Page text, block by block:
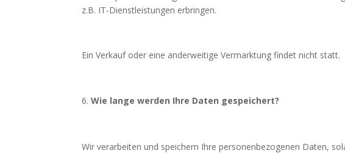
z.B. IT-Dienstleistungen erbringen.
Ein Verkauf oder eine anderweitige Vermarktung findet nicht statt.
Wie lange werden Ihre Daten gespei­chert?
Wir verarbeiten und speichern Ihre personenbezogenen Daten,